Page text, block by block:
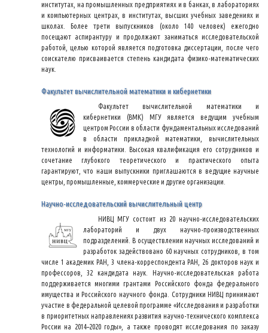
институтах, на промышленных предприятиях и в банках, в лабораториях
и компьютерных центрах, в институтах, высших учебных заведениях и
школах. Более трети выпускников (около 140 человек) ежегодно
посещают аспирантуру и продолжают заниматься исследовательской
работой, целью которой является подготовка диссертации, после чего
соискателю присваивается степень кандидата физико-математических
наук.
Факультет вычислительной математики и кибернетики
Факультет вычислительной математики и
кибернетики (ВМК) МГУ является ведущим учебным
центром России в области фундаментальных исследований
в области прикладной математики, вычислительных
технологий и информатики. Высокая квалификация его сотрудников и
сочетание глубокого теоретического и практического опыта
гарантируют, что наши выпускники приглашаются в ведущие научные
центры, промышленные, коммерческие и другие организации.
Научно-исследовательский вычислительный центр
НИВЦ МГУ состоит из 20 научно-исследовательских
лабораторий и двух научно-производственных
подразделений. В осуществлении научных исследований и
разработок задействовано 60 научных сотрудников, в том
числе 1 академик РАН, 3 члена-корреспондента РАН, 26 докторов наук и
профессоров, 32 кандидата наук. Научно-исследовательская работа
поддерживается многими грантами Российского фонда федерального
имущества и Российского научного фонда. Сотрудники НИВЦ принимают
участие в федеральной целевой программе «Исследования и разработки
в приоритетных направлениях развития научно-технического комплекса
России на 2014–2020 годы», а также проводят исследования по заказу